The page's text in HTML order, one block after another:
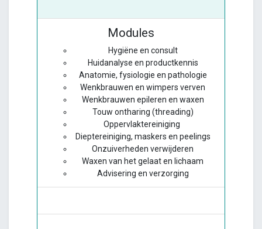
Modules
Hygiëne en consult
Huidanalyse en productkennis
Anatomie, fysiologie en pathologie
Wenkbrauwen en wimpers verven
Wenkbrauwen epileren en waxen
Touw ontharing (threading)
Oppervlaktereiniging
Dieptereiniging, maskers en peelings
Onzuiverheden verwijderen
Waxen van het gelaat en lichaam
Advisering en verzorging